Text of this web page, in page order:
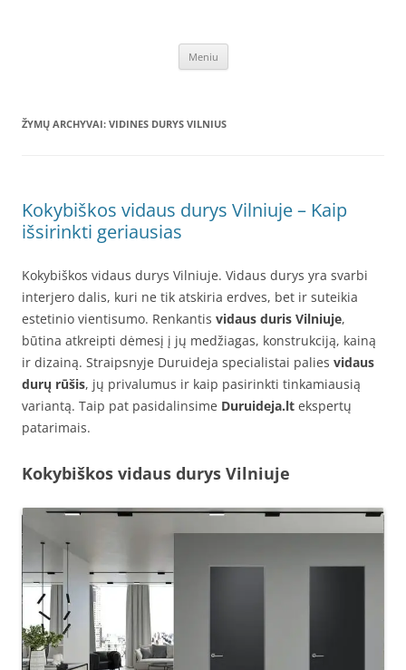
sukūrimui – verslo internete stiprinimui, paslaugų ar prekių
Meniu
ŽYMŲ ARCHYVAI: VIDINES DURYS VILNIUS
Kokybiškos vidaus durys Vilniuje – Kaip
išsirinkti geriausias
Kokybiškos vidaus durys Vilniuje. Vidaus durys yra svarbi
interjero dalis, kuri ne tik atskiria erdves, bet ir suteikia
estetinio vientisumo. Renkantis vidaus duris Vilniuje,
būtina atkreipti dėmesį į jų medžiagas, konstrukciją, kainą
ir dizainą. Straipsnyje Duruideja specialistai palies vidaus
durų rūšis, jų privalumus ir kaip pasirinkti tinkamiausią
variantą. Taip pat pasidalinsime Duruideja.lt ekspertų
patarimais.
Kokybiškos vidaus durys Vilniuje